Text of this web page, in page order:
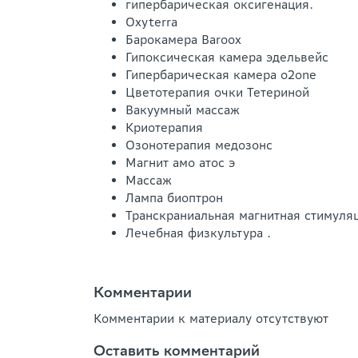
гипербарическая оксигенация.
Oxyterra
Барокамера Baroox
Гипоксическая камера эдельвейс
Гипербарическая камера o2one
Цветотерапия очки Тетериной
Вакуумный массаж
Криотерапия
Озонотерапия медозонс
Магнит амо атос э
Массаж
Лампа биоптрон
Транскраниальная магнитная
Лечебная физкультура .
Комментарии
Комментарии к материалу отсутствуют
Оставить комментарий